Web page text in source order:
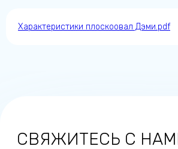
Характеристики плоскоовал Дэми.pdf